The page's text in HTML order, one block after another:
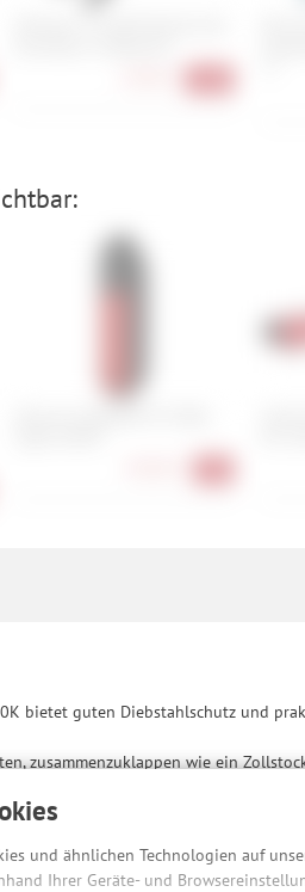
und ähnlichen Technologien auf
Ihrer Geräte- und
bietet guten Diebstahlschutz und
zusammenzuklappen wie ein
sind mittlerweile echte Klassiker,
öffnen lässt. Darauf lässt auch das
eine hohe Widerstandskraft.
zugleich widerstandfähigen Schutz